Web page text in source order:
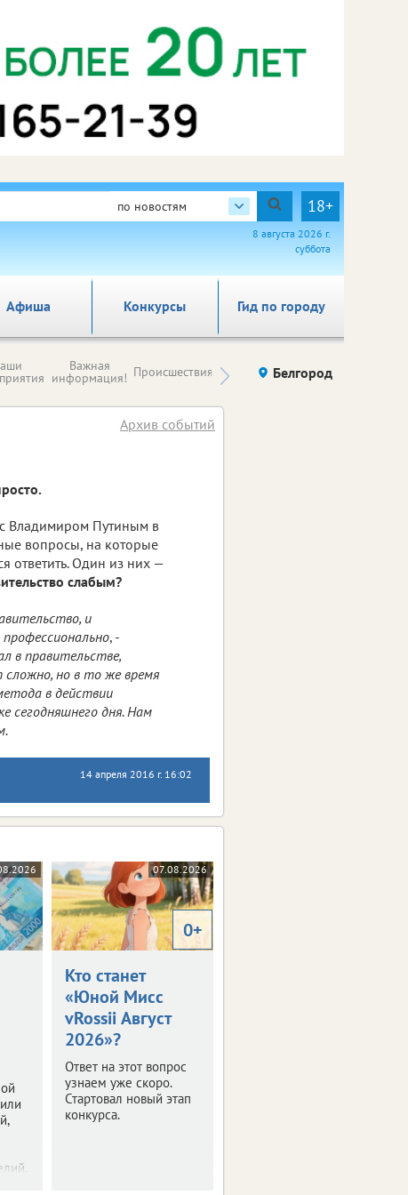
по новостям 18+
8 августа 2026 г.
суббота
Афиша Гид по городу
Конкурсы
Важная
информация! Происшествия Здоровье компаний (на
правах
Белгород
Архив событий
Владимиром Путиным в
вопросы, на которые
ответить. Один из них —
слабым?
и
, -
в правительстве,
но в то же время
в действии
сегодняшнего дня. Нам
14 апреля 2016 г. 16:02
07.08.2026
0+
Кто станет
«Юной Мисс
vRossii Август
2026»?
Ответ на этот вопрос
узнаем уже скоро.
Стартовал новый этап
конкурса.